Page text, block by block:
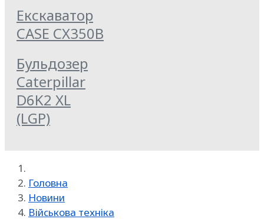
Екскаватор
CASE CX350B
Бульдозер
Caterpillar
D6K2 XL
(LGP)
Головна
Новини
Військова техніка